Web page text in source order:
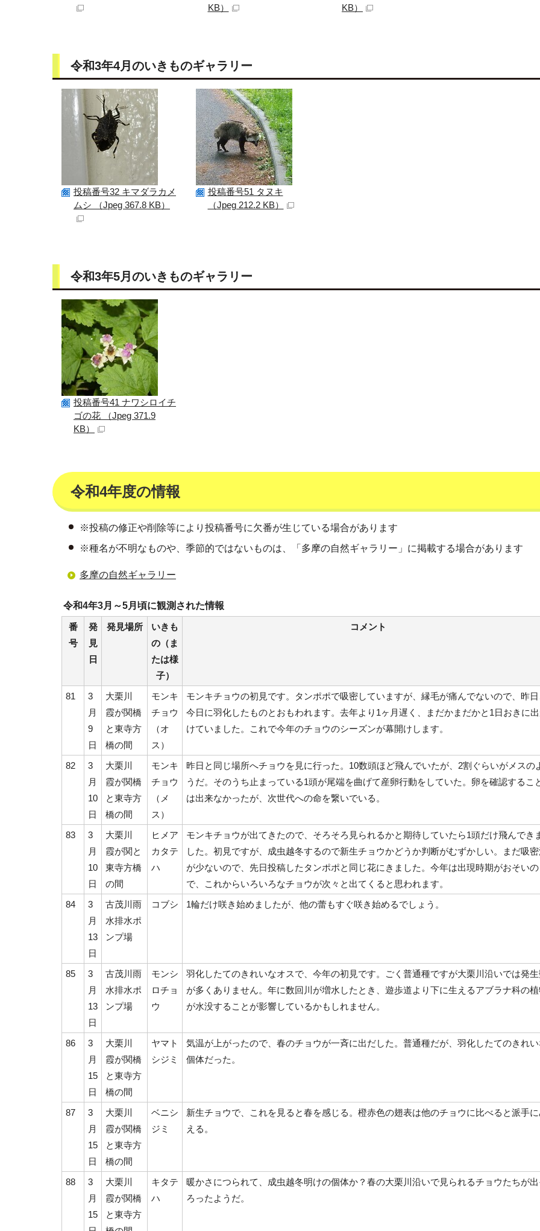
KB）
KB）
令和3年4月のいきものギャラリー
投稿番号32 キマダラカメ
ムシ （Jpeg 367.8 KB）
投稿番号51 タヌキ
（Jpeg 212.2 KB）
令和3年5月のいきものギャラリー
投稿番号41 ナワシロイチ
ゴの花 （Jpeg 371.9
KB）
令和4年度の情報
※投稿の修正や削除等により投稿番号に欠番が生じている場合があります
※種名が不明なものや、季節的ではないものは、「多摩の自然ギャラリー」に掲載する場合があります
多摩の自然ギャラリー
令和4年3月～5月頃に観測された情報
番
号
発
見
日
発見場所
いきも
の（ま
たは様
子）
コメント
81
3
月
9
日
大栗川
霞が関橋
と東寺方
橋の間
モンキ
チョウ
（オ
ス）
モンキチョウの初見です。タンポポで吸密していますが、縁毛が痛んでないので、昨
今日に羽化したものとおもわれます。去年より1ヶ月遅く、まだかまだかと1日おきに
けていました。これで今年のチョウのシーズンが幕開けします。
82
3
月
10
日
大栗川
霞が関橋
と東寺方
橋の間
モンキ
チョウ
（メ
ス）
昨日と同じ場所へチョウを見に行った。10数頭ほど飛んでいたが、2割ぐらいがメスの
うだ。そのうち止まっている1頭が尾端を曲げて産卵行動をしていた。卵を確認するこ
は出来なかったが、次世代への命を繋いでいる。
83
3
月
10
日
大栗川
霞が関と
東寺方橋
の間
ヒメア
カタテ
ハ
モンキチョウが出てきたので、そろそろ見られるかと期待していたら1頭だけ飛んでき
した。初見ですが、成虫越冬するので新生チョウかどうか判断がむずかしい。まだ吸
が少ないので、先日投稿したタンポポと同じ花にきました。今年は出現時期がおそいの
で、これからいろいろなチョウが次々と出てくると思われます。
84
3
月
13
日
古茂川雨
水排水ポ
ンプ場
コブシ 1輪だけ咲き始めましたが、他の蕾もすぐ咲き始めるでしょう。
85
3
月
13
日
古茂川雨
水排水ポ
ンプ場
モンシ
ロチョ
ウ
羽化したてのきれいなオスで、今年の初見です。ごく普通種ですが大栗川沿いでは発
が多くありません。年に数回川が増水したとき、遊歩道より下に生えるアブラナ科の
が水没することが影響しているかもしれません。
86
3
月
15
日
大栗川
霞が関橋
と東寺方
橋の間
ヤマト
シジミ
気温が上がったので、春のチョウが一斉に出だした。普通種だが、羽化したてのきれ
個体だった。
87
3
月
15
日
大栗川
霞が関橋
と東寺方
橋の間
ベニシ
ジミ
新生チョウで、これを見ると春を感じる。橙赤色の翅表は他のチョウに比べると派手
える。
88
3
月
15
大栗川
霞が関橋
と東寺方
キタテ
ハ
暖かさにつられて、成虫越冬明けの個体か？春の大栗川沿いで見られるチョウたちが
ろったようだ。